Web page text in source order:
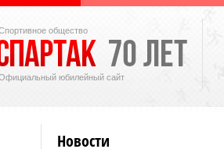
общество
юбилейный сайт
Новости